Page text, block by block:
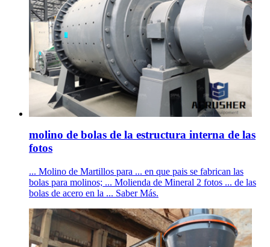
molino de bolas de la estructura interna de las
fotos
... Molino de Martillos para ... en que pais se fabrican las
bolas para molinos; ... Molienda de Mineral 2 fotos ... de las
bolas de acero en la ... Saber Más.